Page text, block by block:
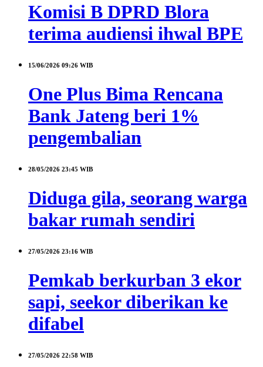
Komisi B DPRD Blora
terima audiensi ihwal BPE
15/06/2026 09:26 WIB
One Plus Bima Rencana
Bank Jateng beri 1%
pengembalian
28/05/2026 23:45 WIB
Diduga gila, seorang warga
bakar rumah sendiri
27/05/2026 23:16 WIB
Pemkab berkurban 3 ekor
sapi, seekor diberikan ke
difabel
27/05/2026 22:58 WIB